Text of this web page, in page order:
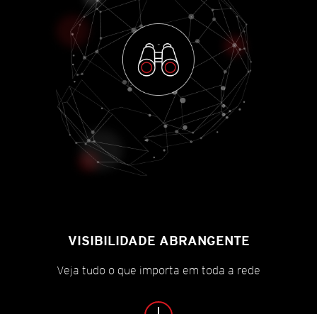
VISIBILIDADE ABRANGENTE
Veja tudo o que importa em toda a rede